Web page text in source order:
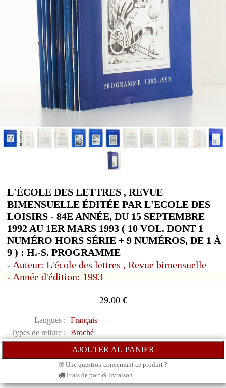
L'ÉCOLE DES LETTRES , REVUE
BIMENSUELLE ÉDITÉE PAR L'ECOLE DES
LOISIRS - 84E ANNÉE, DU 15 SEPTEMBRE
1992 AU 1ER MARS 1993 ( 10 VOL. DONT 1
NUMÉRO HORS SÉRIE + 9 NUMÉROS, DE 1 À
9 ) : H.-S. PROGRAMME
- Auteur: L'école des lettres , Revue bimensuelle
- Année d'édition: 1993
29.00€
Langues :
Français
Types de reliure :
Broché
Une question concernant ce produit ?
Frais de port & livraison